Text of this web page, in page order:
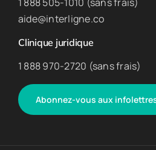
aide@interligne.co
Clinique juridique
1 888 970-2720 (sans frais)
Abonnez-vous aux